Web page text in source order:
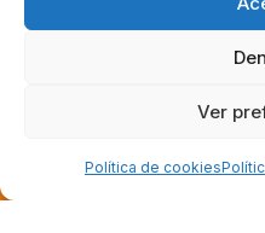
Ver
Política de cookies